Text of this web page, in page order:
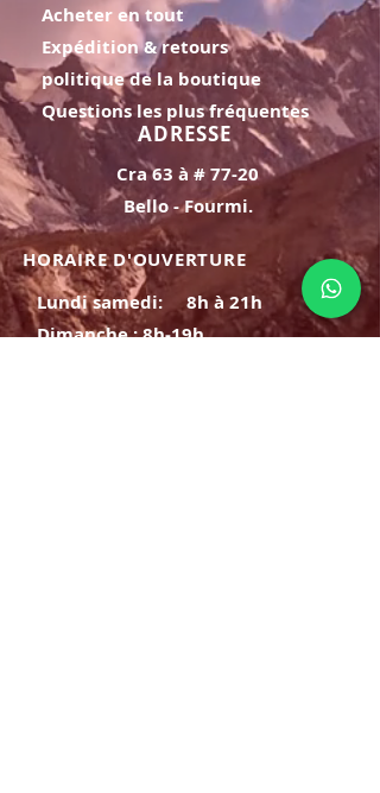
Acheter en tout
Expédition & retours
politique de la boutique
Questions les plus fréquentes
ADRESSE
Cra 63 à # 77-20
Bello - Fourmi.
HORAIRE D'OUVERTURE
Lundi samedi:
8h à 21h
Dimanche : 8h-19h